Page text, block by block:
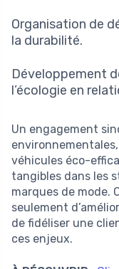
Organisation de
la durabilité.
Développement
l’écologie en
Un engagement
véhicules éco-
tangibles dans les
marques de mode.
seulement
de fidéliser une
ces enjeux.